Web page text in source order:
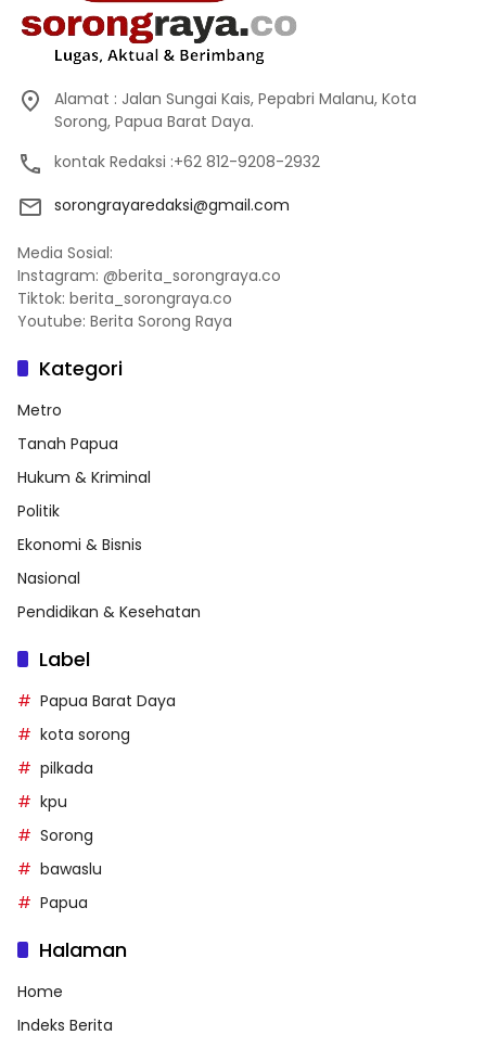
Alamat : Jalan Sungai Kais, Pepabri Malanu, Kota
Sorong, Papua Barat Daya.
kontak Redaksi :+62 812-9208-2932
sorongrayaredaksi@gmail.com
Media Sosial:
Instagram: @berita_sorongraya.co
Tiktok: berita_sorongraya.co
Youtube: Berita Sorong Raya
Kategori
Metro
Tanah Papua
Hukum & Kriminal
Politik
Ekonomi & Bisnis
Nasional
Pendidikan & Kesehatan
Label
Papua Barat Daya
kota sorong
pilkada
kpu
Sorong
bawaslu
Papua
Halaman
Home
Indeks Berita